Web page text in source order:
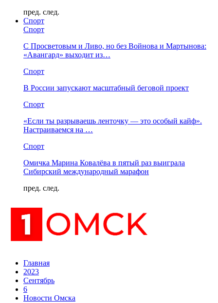
пред. след.
Спорт
Спорт
С Просветовым и Ливо, но без Войнова и Мартынова:
«Авангард» выходит из…
Спорт
В России запускают масштабный беговой проект
Спорт
«Если ты разрываешь ленточку — это особый кайф».
Настраиваемся на …
Спорт
Омичка Марина Ковалёва в пятый раз выиграла
Сибирский международный марафон
пред. след.
Главная
2023
Сентябрь
6
Новости Омска